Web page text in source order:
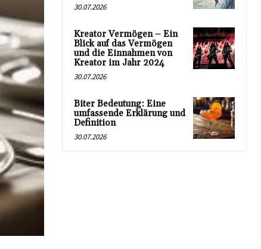
30.07.2026
Kreator Vermögen – Ein
Blick auf das Vermögen
und die Einnahmen von
Kreator im Jahr 2024
30.07.2026
Biter Bedeutung: Eine
umfassende Erklärung und
Definition
30.07.2026